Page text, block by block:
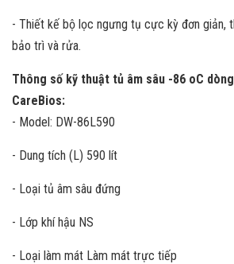
- Thiết kế bộ lọc ngưng tụ cực kỳ đơn giản,
bảo trì và rửa.
Thông số kỹ thuật tủ âm sâu -86 oC
CareBios:
- Model: DW-86L590
- Dung tích (L) 590 lít
- Loại tủ âm sâu đứng
- Lớp khí hậu NS
- Loại làm mát Làm mát trực tiếp